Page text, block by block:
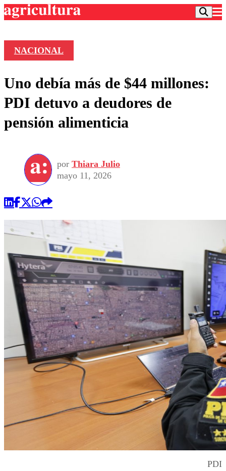
Frecuencias
Agricultura TV
Deportes
Colo Colo
Seleccion Chilena
Torneo Internacional
Universidad de Chile
Entretención
Economía
Internacional
Sustentabilidad
Publicaciones en medios
Opinión
NACIONAL
Uno debía más de $44 millones:
PDI detuvo a deudores de
pensión alimenticia
por Thiara Julio
mayo 11, 2026
PDI